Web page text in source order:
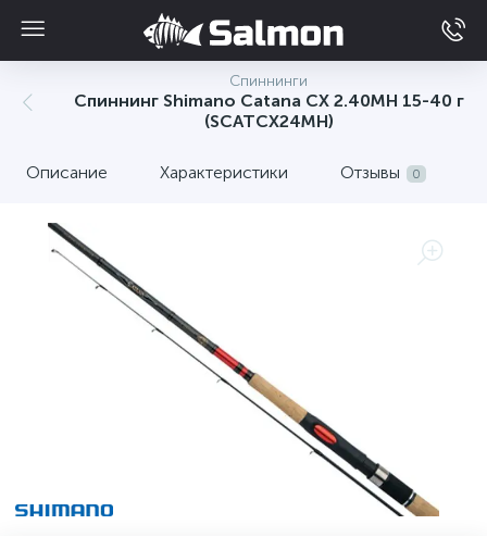
Спиннинги
Спиннинг Shimano Catana CX 2.40MH 15-40 г
(SCATCX24MH)
Описание Характеристики Отзывы 0